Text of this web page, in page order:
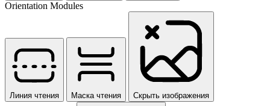
Orientation Modules
Линия чтения Маска чтения Скрыть изображения